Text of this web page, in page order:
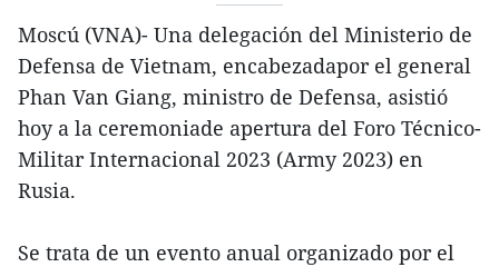
Moscú (VNA)- Una delegación del Ministerio de
Defensa de Vietnam, encabezadapor el general
Phan Van Giang, ministro de Defensa, asistió
hoy a la ceremoniade apertura del Foro Técnico-
Militar Internacional 2023 (Army 2023) en
Rusia.
Se trata de un evento anual organizado por el